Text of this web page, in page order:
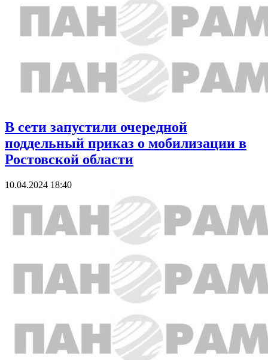
В сети запустили очередной
поддельный приказ о мобилизации в
Ростовской области
10.04.2024 18:40